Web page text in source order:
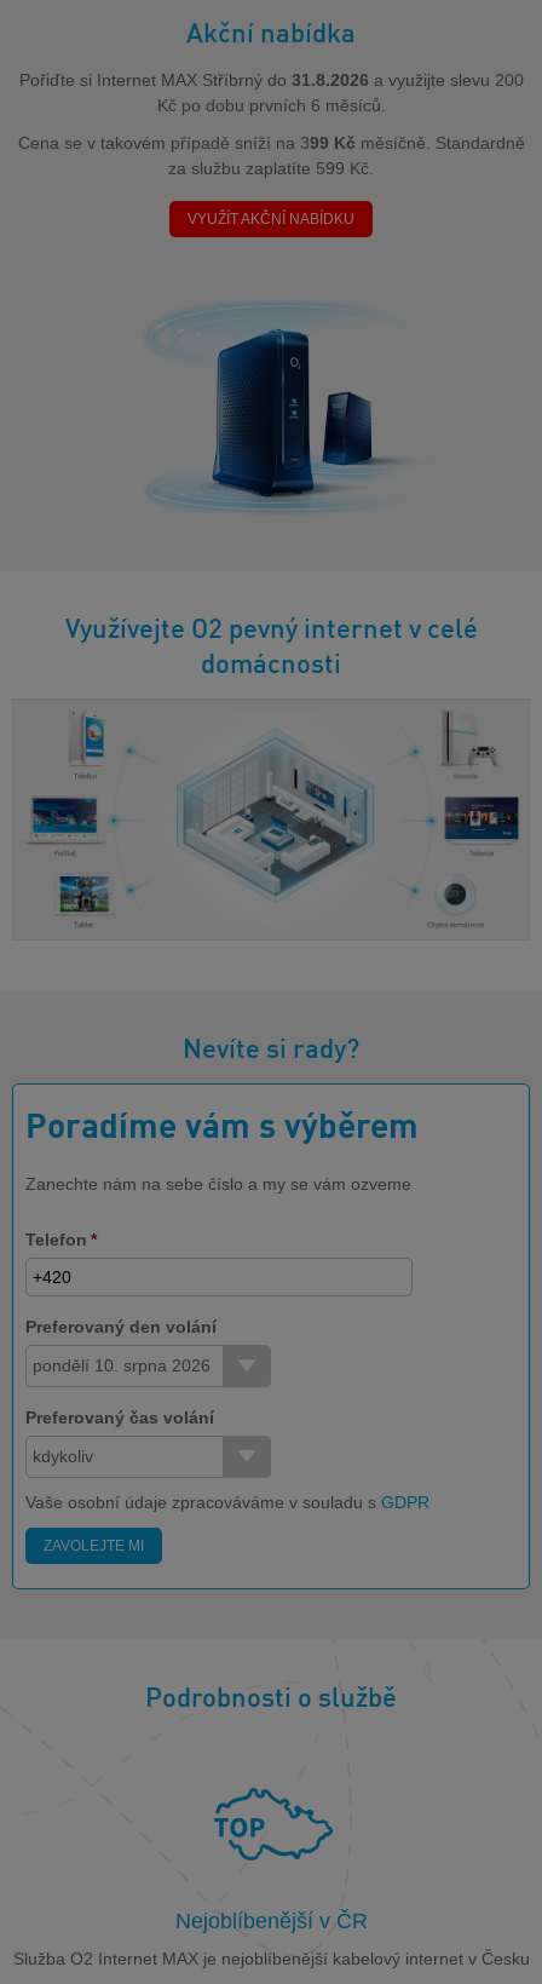
Akční nabídka
Pořiďte si Internet MAX Stříbrný do 31.8.2026 a využijte slevu 200
Kč po dobu prvních 6 měsíců.
Cena se v takovém případě sníží na 399 Kč měsíčně. Standardně
za službu zaplatíte 599 Kč.
VYUŽÍT AKČNÍ NABÍDKU
Využívejte O2 pevný internet v celé
domácnosti
Nevíte si rady?
Poradíme vám s výběrem
Zanechte nám na sebe číslo a my se vám ozveme
Telefon *
Preferovaný den volání
pondělí 10. srpna 2026
Preferovaný čas volání
kdykoliv
Vaše osobní údaje zpracováváme v souladu s GDPR
ZAVOLEJTE MI
Podrobnosti o službě
Nejoblíbenější v ČR
Služba O2 Internet MAX je nejoblíbenější kabelový internet v Česku